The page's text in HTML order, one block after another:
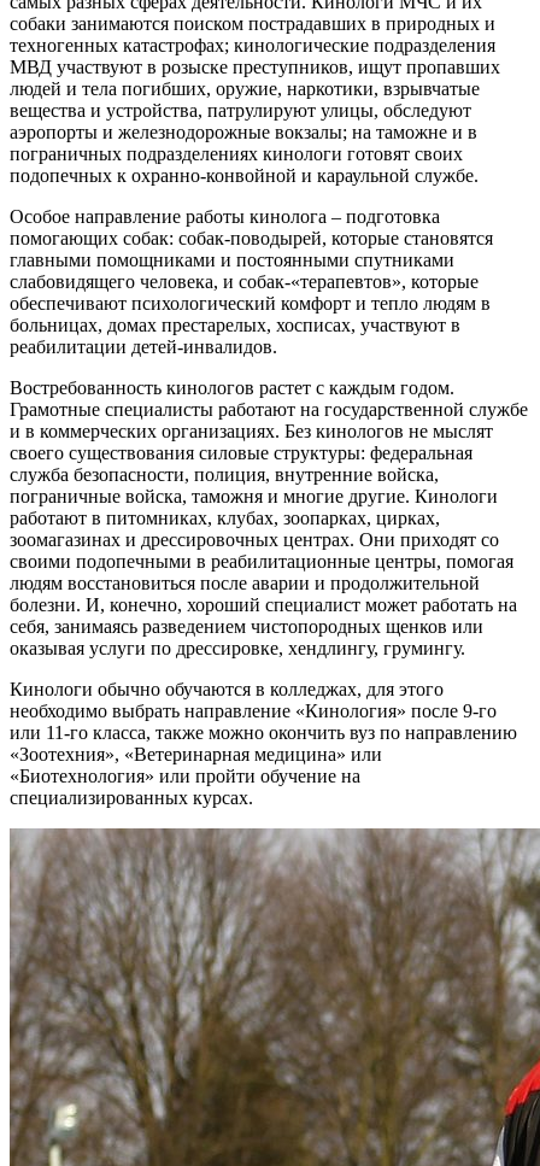
собаки занимаются поиском пострадавших в природных и
техногенных катастрофах; кинологические подразделения
МВД участвуют в розыске преступников, ищут пропавших
людей и тела погибших, оружие, наркотики, взрывчатые
вещества и устройства, патрулируют улицы, обследуют
аэропорты и железнодорожные вокзалы; на таможне и в
пограничных подразделениях кинологи готовят своих
подопечных к охранно-конвойной и караульной службе.
Особое направление работы кинолога – подготовка
помогающих собак: собак-поводырей, которые становятся
главными помощниками и постоянными спутниками
слабовидящего человека, и собак-«терапевтов», которые
обеспечивают психологический комфорт и тепло людям в
больницах, домах престарелых, хосписах, участвуют в
реабилитации детей-инвалидов.
Востребованность кинологов растет с каждым годом.
Грамотные специалисты работают на государственной службе
и в коммерческих организациях. Без кинологов не мыслят
своего существования силовые структуры: федеральная
служба безопасности, полиция, внутренние войска,
пограничные войска, таможня и многие другие. Кинологи
работают в питомниках, клубах, зоопарках, цирках,
зоомагазинах и дрессировочных центрах. Они приходят со
своими подопечными в реабилитационные центры, помогая
людям восстановиться после аварии и продолжительной
болезни. И, конечно, хороший специалист может работать на
себя, занимаясь разведением чистопородных щенков или
оказывая услуги по дрессировке, хендлингу, грумингу.
Кинологи обычно обучаются в колледжах, для этого
необходимо выбрать направление «Кинология» после 9-го
или 11-го класса, также можно окончить вуз по направлению
«Зоотехния», «Ветеринарная медицина» или
«Биотехнология» или пройти обучение на
специализированных курсах.